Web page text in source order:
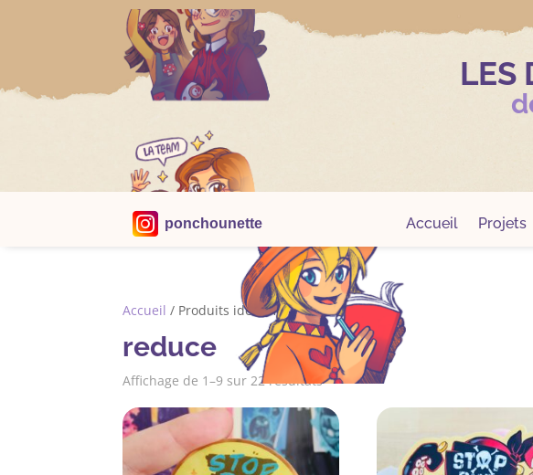
LES
ponchounette Accueil Projets
Accueil / Produits identifiés “reduce”
reduce
Affichage de 1–9 sur 22 résultatsTrié
plus
récent
au